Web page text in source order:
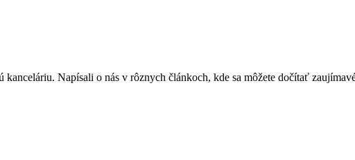
kanceláriu. Napísali o nás v rôznych článkoch, kde sa môžete dočítať